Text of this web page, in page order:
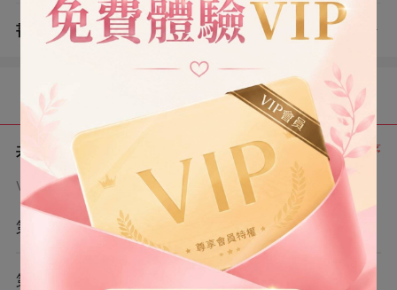
書評 （1） 查看評論
目錄
共 7 章 正序
VIP章節可通過金幣購買提前點讀
第1章
第2章